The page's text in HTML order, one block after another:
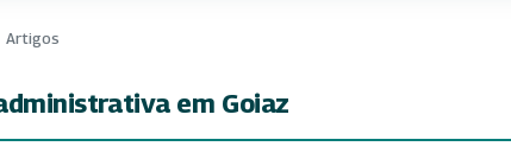
Artigos
em Goiaz